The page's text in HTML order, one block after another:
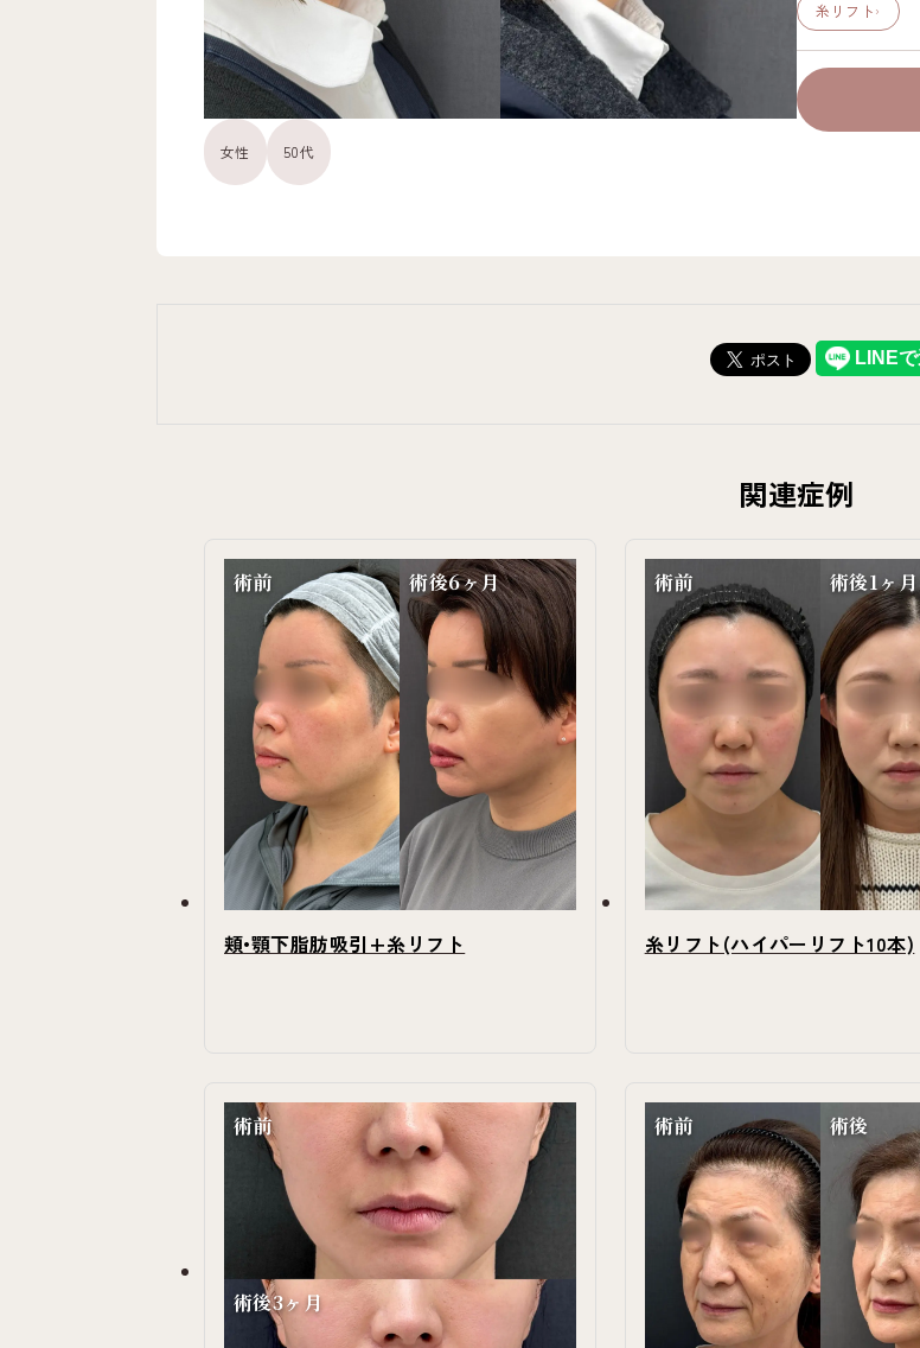
女性 50代
糸リフト ›
関連症例
術前 術後6ヶ月
頬•顎下脂肪吸引+糸リフト
術前 術後1ヶ月
糸リフト(ハイパーリフト10本)
術前
術後3ヶ月
術前 術後